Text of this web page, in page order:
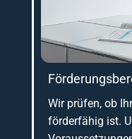
Wir prüfen, ob
förderfähig ist.